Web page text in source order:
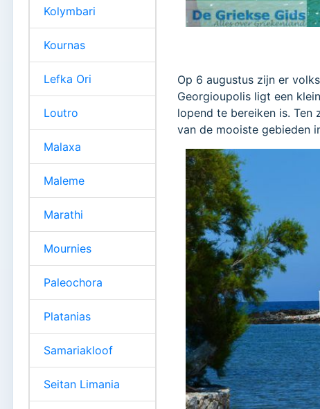
Op 6 augustus zijn er
Georgioupolis ligt een
lopend te bereiken is. Ten
van de mooiste gebieden
Kolymbari
Kournas
Lefka Ori
Loutro
Malaxa
Maleme
Marathi
Mournies
Paleochora
Platanias
Samariakloof
Seitan Limania